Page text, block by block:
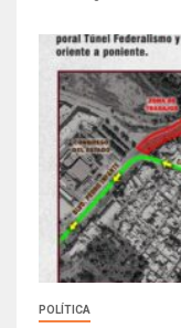
POLÍTICA